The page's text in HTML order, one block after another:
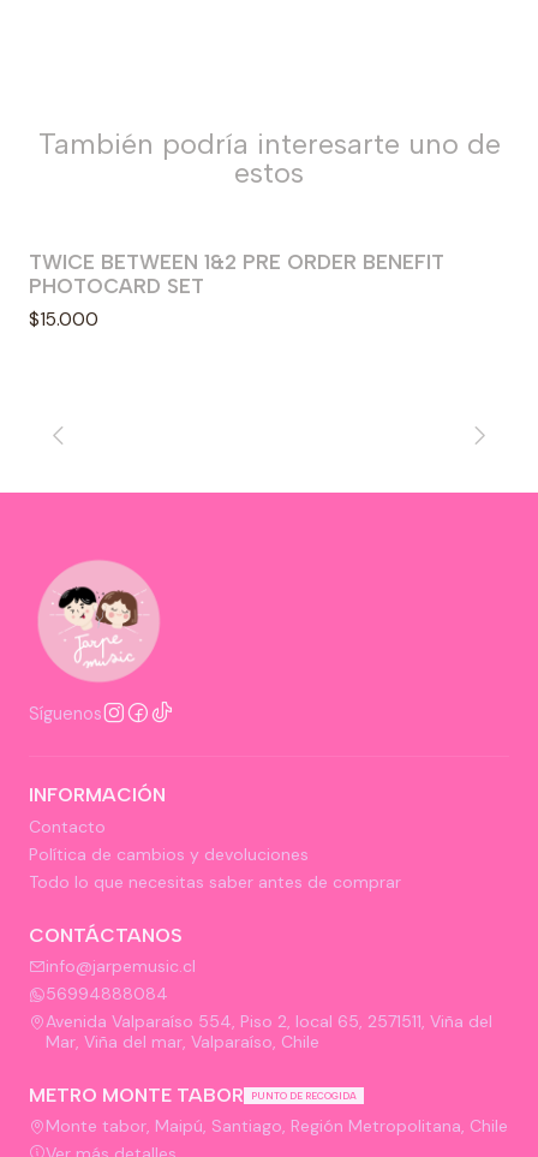
También podría interesarte uno de
estos
TWICE BETWEEN 1&2 PRE ORDER BENEFIT
PHOTOCARD SET
$15.000
Síguenos
INFORMACIÓN
Contacto
Política de cambios y devoluciones
Todo lo que necesitas saber antes de comprar
CONTÁCTANOS
info@jarpemusic.cl
56994888084
Avenida Valparaíso 554, Piso 2, local 65, 2571511, Viña del
Mar, Viña del mar, Valparaíso, Chile
METRO MONTE TABOR PUNTO DE RECOGIDA
Monte tabor, Maipú, Santiago, Región Metropolitana, Chile